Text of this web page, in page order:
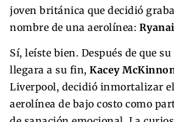
joven británica que decidió
nombre de una aerolínea:
Sí, leíste bien. Después de que
llegara a su fin, Kacey
Liverpool, decidió inmortalizar
aerolínea de bajo costo como